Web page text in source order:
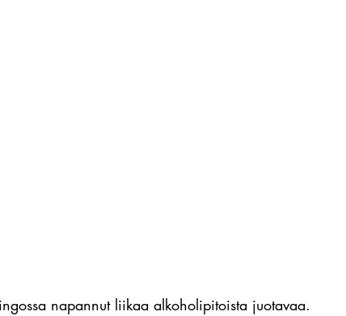
napannut liikaa alkoholipitoista juotavaa.